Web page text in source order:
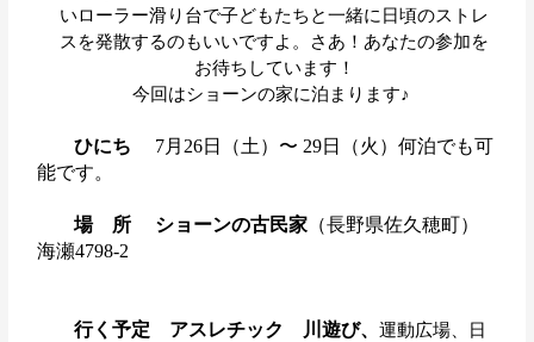
いローラー滑り台で子どもたちと一緒に日頃のストレ
スを発散するのもいいですよ。さあ！あなたの参加を
お待ちしています！
今回はショーンの家に泊まります♪
ひにち 7月 26日（土 ）〜 29日（火）何泊でも可
能です。
場 所 ショーンの古民家 （長野県佐久穂町）
海瀬4798-2
行く予定 アスレチック 川遊び、運動広場、日